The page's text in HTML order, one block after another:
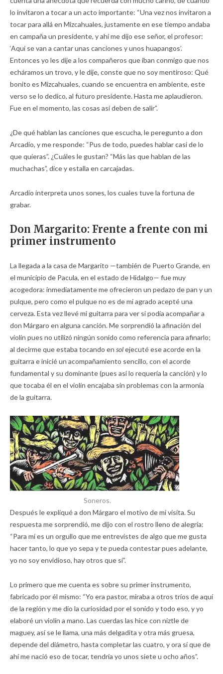
lo invitaron a tocar a un acto importante: “Una vez nos invitaron a
tocar para allá en Mizcahuales, justamente en ese tiempo andaba
en campaña un presidente, y ahí me dijo ese señor, el profesor:
‘Aquí se van a cantar unas canciones y unos huapangos’.
Entonces yo les dije a los compañeros que iban conmigo que nos
echáramos un trovo, y le dije, conste que no soy mentiroso: Qué
bonito es Mizcahuales, cuando se encuentra en ambiente, este
verso se lo dedico, al futuro presidente. Hasta me aplaudieron.
Fue en el momento, las cosas así deben de salir”.
¿De qué hablan las canciones que escucha, le peregunto a don
Arcadio, y me responde: “Pus de todo, puedes hablar casi de lo
que quieras”. ¿Cuáles le gustan? “Más las que hablan de las
muchachas”, dice y estalla en carcajadas.
Arcadio interpreta unos sones, los cuales tuve la fortuna de
grabar.
Don Margarito: Frente a frente con mi
primer instrumento
La llegada a la casa de Margarito —también de Puerto Grande, en
el municipio de Pacula, en el estado de Hidalgo— fue muy
acogedora: inmediatamente me ofrecieron un pedazo de pan y un
pulque, pero como el pulque no es de mi agrado acepté una
cerveza. Esta vez llevé mi guitarra para ver si podía acompañar a
don Márgaro en alguna canción. Me sorprendió la afinación del
violín pues no utilizó ningún sonido como referencia para afinarlo;
al decirme que estaba tocando en solejecuté ese acorde en la
guitarra e inicié un acompañamiento sencillo, con el acorde
fundamental y su dominante (pues así lo requería la canción) y lo
que tocaba él en el violín encajaba sin problemas con la armonía
de la guitarra.
Soneros.
Después le expliqué a don Márgaro el motivo de mi visita. Su
respuesta me sorprendió, me dijo con el rostro lleno de alegría:
“Para mí es un orgullo que me entrevistes de algo que me gusta
hacer tanto, lo que yo sepa y te pueda contestar pues adelante,
yo no soy envidioso, hay otros que sí”.
Lo primero que me cuenta es sobre su primer instrumento,
fabricado por él mismo: “Yo era pastor, miraba a otros tríos de aquí
de la región y me dio la curiosidad por el sonido y todo eso, y yo
elaboré un violín a mano. Las cuerdas las hice con niztle de
maguey, así se le llama, una más delgadita y otra más gruesa,
depende del diámetro, hasta completar las cuatro, y ora sí que de
ahí me nació eso de tocar, tendría yo unos siete u ocho años”.